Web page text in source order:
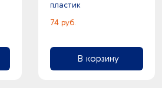
пластик
74 руб.
В корзину